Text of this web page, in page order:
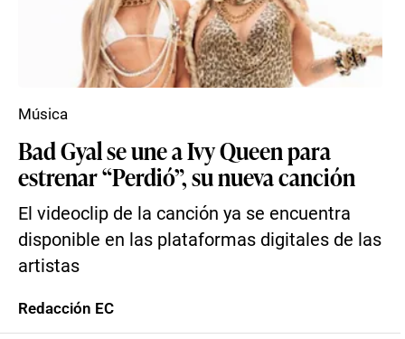
Bad Gyal se une a Ivy Queen para
estrenar “Perdió”, su nueva canción
El videoclip de la canción ya se encuentra
disponible en las plataformas digitales de las
artistas
Música
Redacción EC